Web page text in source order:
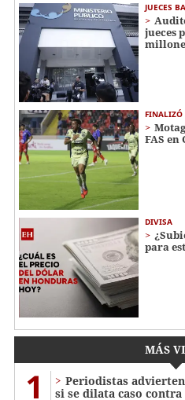
JUECES
jueces
FINALIZÓ
FAS
DIVISA
para
MÁS
1
Periodistas
si se dilata caso